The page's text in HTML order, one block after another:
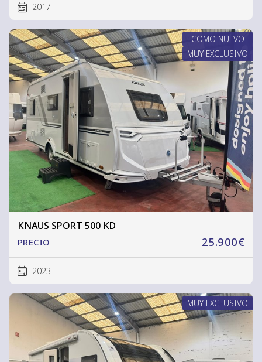
2017
COMO NUEVO
MUY EXCLUSIVO
KNAUS SPORT 500 KD
25.900€
PRECIO
2023
MUY EXCLUSIVO